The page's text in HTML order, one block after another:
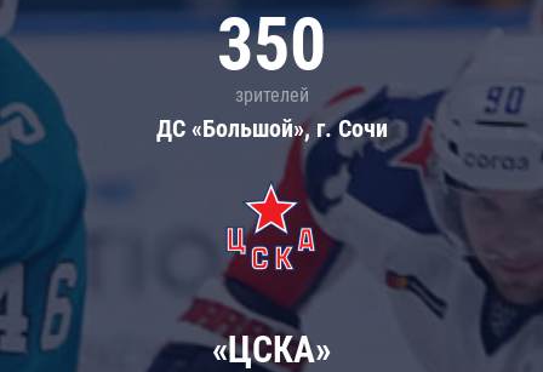
350
зрителей
ДС «Большой», г. Сочи
«ЦСКА»